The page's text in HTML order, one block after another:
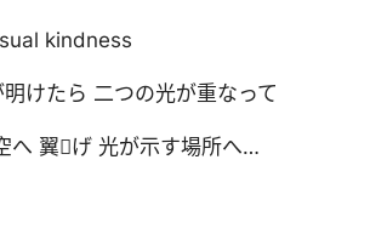
kindness
けたら 二つの光が重なって
へ 翼げ 光が示す場所へ…